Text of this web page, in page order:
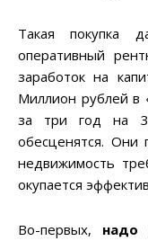
Такая покупка
оперативный
заработок на
Миллион рублей в
за три год на
обесценятся.
недвижимость
окупается
Во-первых, надо